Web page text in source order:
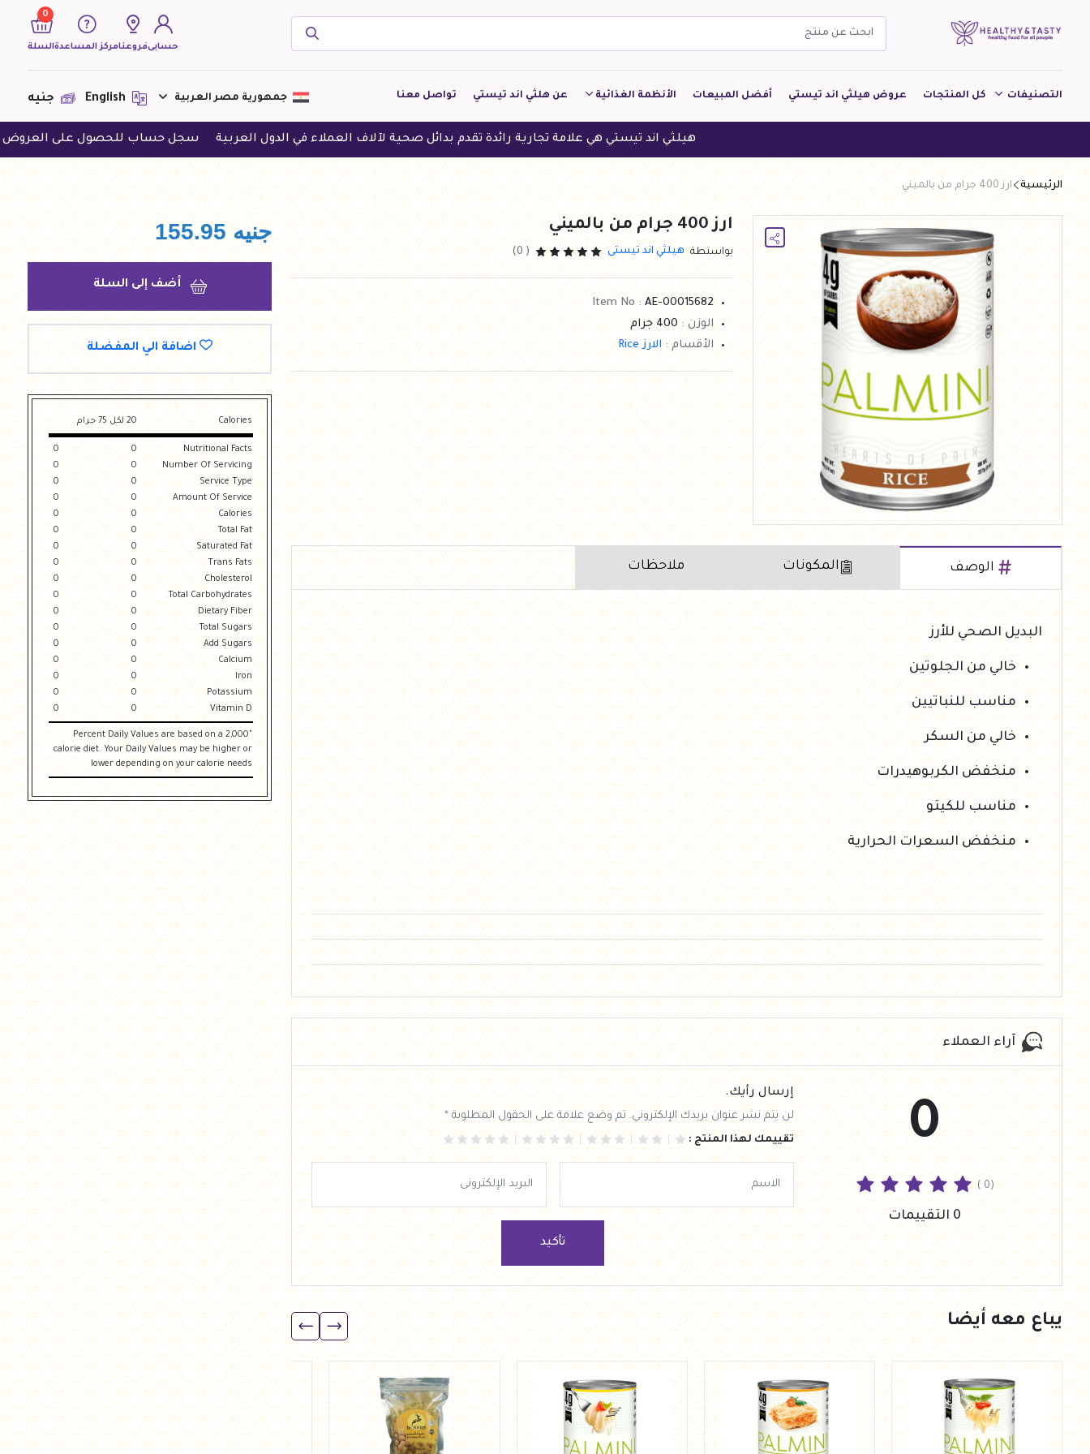
حسابىفروعنامركز المساعدة
0
السلة
لا يوجد منتجات لعرضها فى الوقت
الحالى
التصنيفات
مخبوزات
معجنات Pastry
بقالة
ألبان
بارات طاقة
دواجن
العروض Offers
جزارة
رايس كيك Rice cake
هيلثي كولا
كل المنتجات عروض هيلثي اند تيستي أفضل المبيعات الأنظمة الغذائية
كيتو
منخفض الكربوهيدرات
منخفض البروتين
النباتين
النظام النباتي
عن هلثي اند تيستي تواصل معنا جمهورية مصر العربية جنيه
هيلثي اند تيستي هي علامة تجارية رائدة تقدم بدائل صحية لآلاف العملاء في الدول العربية سجل حساب للحصول على العروض الحصرية
الرئيسية ارز 400 جرام من بالميني
ارز 400 جرام من بالميني
بواستطة هيلثي اند تيستى ( 0)
Item No : AE-00015682
الوزن :400 جرام
الأقسام :الارز Rice
الوصف المكونات ملاحظات
البديل الصحي للأرز
خالي من الجلوتين
مناسب للنباتيين
خالي من السكر
منخفض الكربوهيدرات
مناسب للكيتو
منخفض السعرات الحرارية
آراء العملاء
0
( 0)
0 التقييمات
إرسال رأيك.
لن يتم نشر عنوان بريدك الإلكتروني. تم وضع علامة على الحقول المطلوبة *
تقييمك لهذا المنتج :
تأكيد
يباع معه أيضا
جنيه 155.95
أضف إلى السلة
اضافة الي المفضلة
Calories 20 لكل 75 جرام
Nutritional Facts
0
0
Number Of Servicing
0
0
Service Type
0
0
Amount Of Service
0
0
Calories
0
0
Total Fat
0
0
Saturated Fat
0
0
Trans Fats
0
0
Cholesterol
0
0
Total Carbohydrates
0
0
Dietary Fiber
0
0
Total Sugars
0
0
Add Sugars
0
0
Calcium
0
0
Iron
0
0
Potassium
0
0
Vitamin D
0
0
"Percent Daily Values are based on a 2,000
calorie diet. Your Daily Values may be higher or
lower depending on your calorie needs